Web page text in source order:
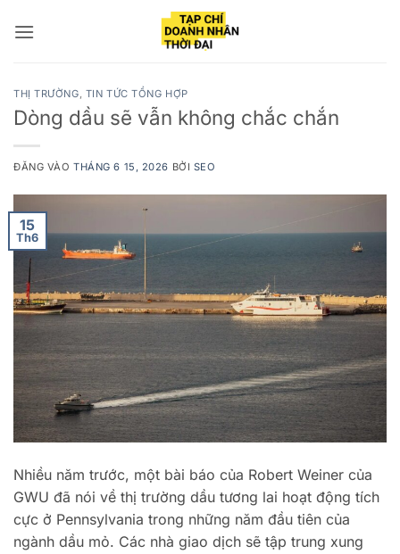
qua
THỊ TRƯỜNG, TIN TỨC TỔNG HỢP
Dòng dầu sẽ vẫn không chắc chắn
ĐĂNG VÀOTHÁNG 6 15, 2026 BỞI SEO
15
Th6
Nhiều năm trước, một bài báo của Robert Weiner của
GWU đã nói về thị trường dầu tương lai hoạt động tích
cực ở Pennsylvania trong những năm đầu tiên của
ngành dầu mỏ. Các nhà giao dịch sẽ tập trung xung